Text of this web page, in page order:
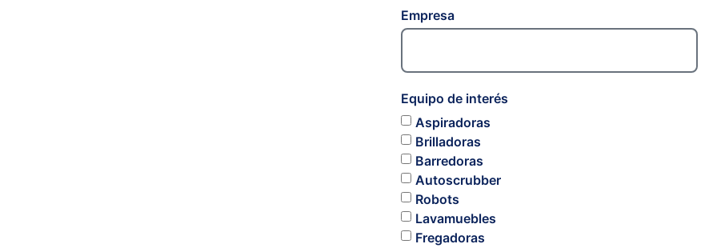
Empresa
Equipo de interés
Aspiradoras
Brilladoras
Barredoras
Autoscrubber
Robots
Lavamuebles
Fregadoras